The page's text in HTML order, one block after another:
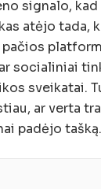
signalo,
atėjo tada,
socialiniai
sveikatai.
ar verta
padėjo tašką.